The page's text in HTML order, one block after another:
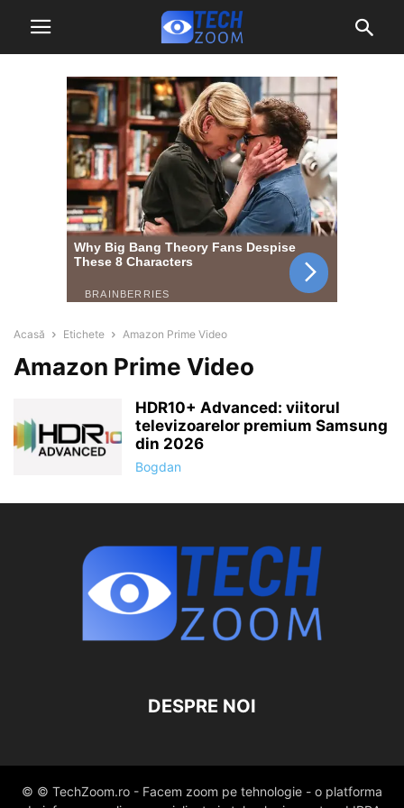
Acasă Etichete Amazon Prime Video
Amazon Prime Video
HDR10+ Advanced: viitorul
televizoarelor premium Samsung
din 2026
Bogdan
DESPRE NOI
© © TechZoom.ro - Facem zoom pe tehnologie - o platforma